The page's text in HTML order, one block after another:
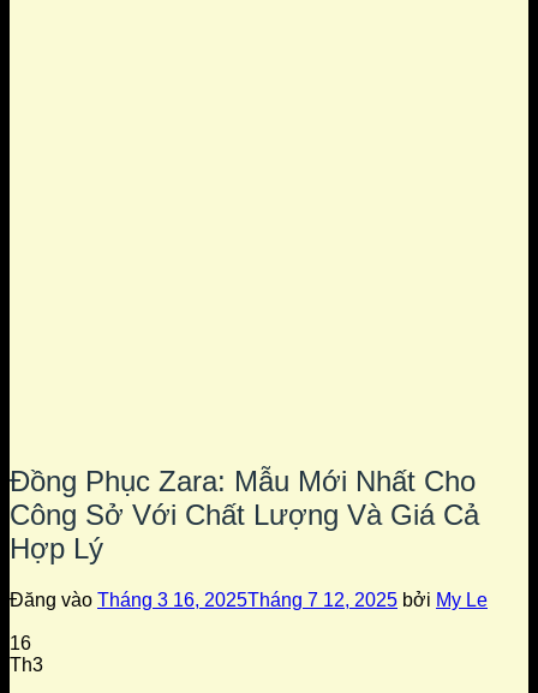
Đồng Phục Zara: Mẫu Mới Nhất Cho
Công Sở Với Chất Lượng Và Giá Cả
Hợp Lý
Đăng vào Tháng 3 16, 2025Tháng 7 12, 2025 bởi My Le
16
Th3